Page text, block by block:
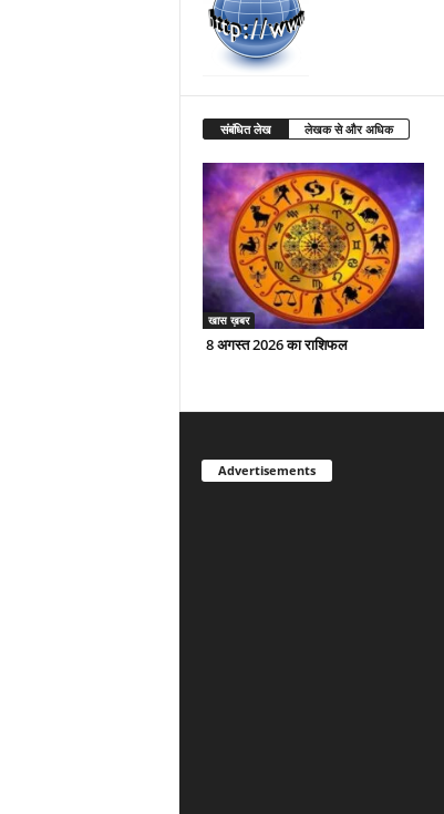
संबंधित लेख लेखक से और अधिक
खास ख़बर
8 अगस्त 2026 का राशिफल
Advertisements